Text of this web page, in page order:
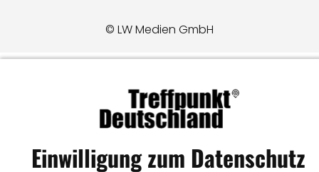
© LW Medien GmbH
Einwilligung zum Datenschutz